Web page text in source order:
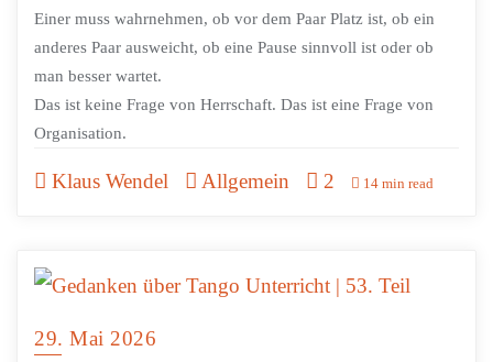
Einer muss wahrnehmen, ob vor dem Paar Platz ist, ob ein
anderes Paar ausweicht, ob eine Pause sinnvoll ist oder ob
man besser wartet.
Das ist keine Frage von Herrschaft. Das ist eine Frage von
Organisation.
Klaus Wendel Allgemein 2 14 min read
29. Mai 2026